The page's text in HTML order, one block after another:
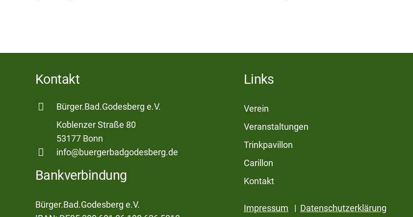
Kontakt
Bürger.Bad.Godesberg e.V.
Koblenzer Straße 80
53177 Bonn
info@buergerbadgodesberg.de
Bankverbindung
Bürger.Bad.Godesberg e.V.
Links
Verein
Veranstaltungen
Trinkpavillon
Carillon
Kontakt
Impressum | Datenschutzerklärung